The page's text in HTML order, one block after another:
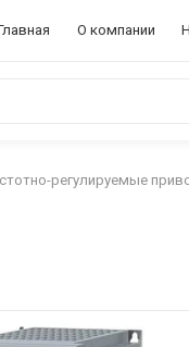
О компании
регулируемые